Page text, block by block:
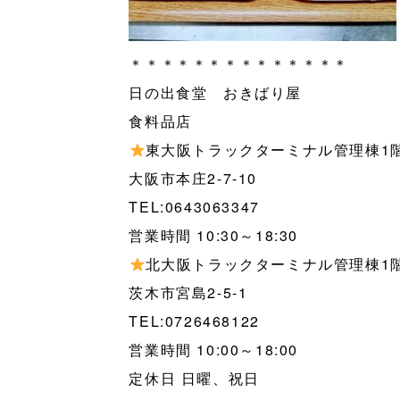
＊＊＊＊＊＊＊＊＊＊＊＊＊＊
日の出食堂 おきばり屋
食料品店
東大阪トラックターミナル管理棟1
大阪市本庄2-7-10
TEL:0643063347
営業時間 10:30～18:30
北大阪トラックターミナル管理棟1
茨木市宮島2-5-1
TEL:0726468122
営業時間 10:00～18:00
定休日 日曜、祝日